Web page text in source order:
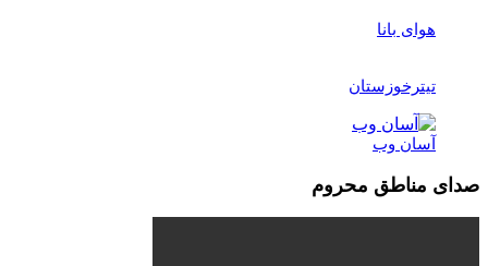
هوای بانا
تیترخوزستان
آسان وب
صدای مناطق محروم